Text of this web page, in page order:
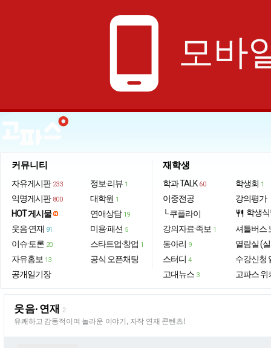
phone_android 모바
커뮤니티
자유게시판 233
익명게시판 800
HOT 게시물
웃음·연재 91
이슈·토론 20
자유홍보 13
공개일기장
정보·리뷰 1
대학원 1
연애상담 19
미용·패션 5
스타트업·창업 1
공식 오픈채팅
재학생
학과 TALK 60
이중전공
└ 쿠플라이
강의자료·족보 1
동아리 9
스터디 4
고대뉴스 3
학생회 1
강의평가
restaurant 학생
셔틀버스
열람실 (
수강신청
고파스 위
웃음·연재 2
유쾌하고 감동적이며 놀라운 이야기, 자작 연재 콘텐츠!